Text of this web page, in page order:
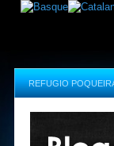
REFUGIO